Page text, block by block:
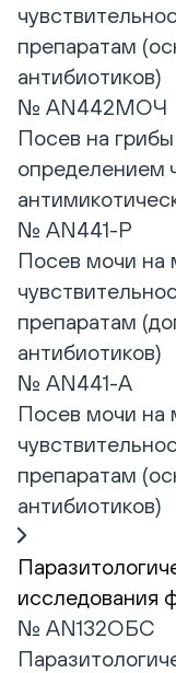
препаратам
антибиотиков)
№ AN442МОЧ
Посев на
определением
№ AN441-P
Посев мочи на
препаратам
антибиотиков)
№ AN441-A
Посев мочи на
препаратам
антибиотиков)
исследования
№ AN132ОБС